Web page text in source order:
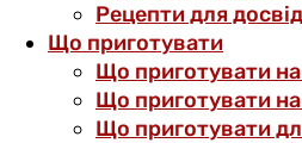
Рецепти для
Що приготувати
Що приготувати
Що приготувати
Що приготувати